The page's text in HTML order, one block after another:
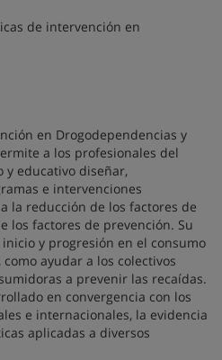
de intervención en
en Drogodependencias y
a los profesionales del
y educativo diseñar,
e intervenciones
la reducción de los factores de
los factores de prevención. Su
y progresión en el consumo
ayudar a los colectivos
a prevenir las recaídas.
en convergencia con los
e internacionales, la evidencia
aplicadas a diversos